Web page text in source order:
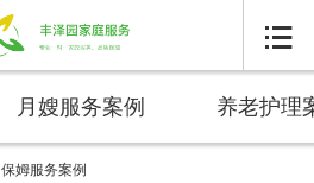

月嫂服务案例 养老护理
保姆服务案例